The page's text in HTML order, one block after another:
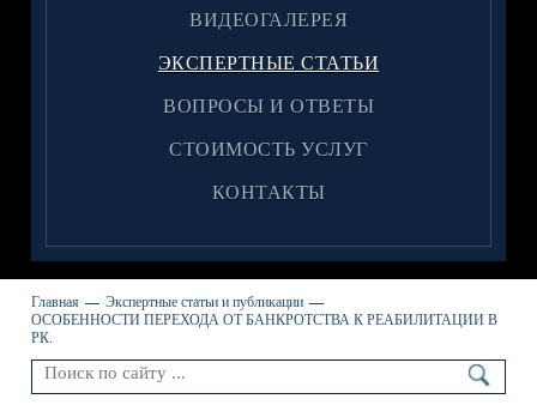
ВИДЕОГАЛЕРЕЯ
ЭКСПЕРТНЫЕ СТАТЬИ
ВОПРОСЫ И ОТВЕТЫ
CТОИМОСТЬ УСЛУГ
КОНТАКТЫ
Главная
Экспертные статьи и публикации
ОСОБЕННОСТИ ПЕРЕХОДА ОТ БАНКРОТСТВА К РЕАБИЛИТАЦИИ В
РК.